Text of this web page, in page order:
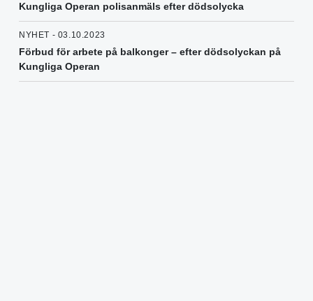
Kungliga Operan polisanmäls efter dödsolycka
NYHET - 03.10.2023
Förbud för arbete på balkonger – efter dödsolyckan på
Kungliga Operan